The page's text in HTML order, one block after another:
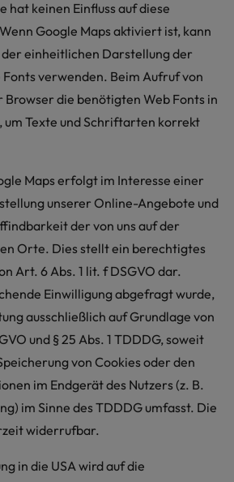
hat keinen Einfluss auf diese
Google Maps aktiviert ist, kann
der einheitlichen Darstellung der
verwenden. Beim Aufruf von
Browser die benötigten Web Fonts in
um Texte und Schriftarten korrekt
Maps erfolgt im Interesse einer
unserer Online-Angebote und
der von uns auf der
Orte. Dies stellt ein berechtigtes
Art. 6 Abs. 1 lit. f DSGVO dar.
Einwilligung abgefragt wurde,
ausschließlich auf Grundlage von
und § 25 Abs. 1 TDDDG, soweit
von Cookies oder den
im Endgerät des Nutzers (z. B.
im Sinne des TDDDG umfasst. Die
widerrufbar.
in die USA wird auf die